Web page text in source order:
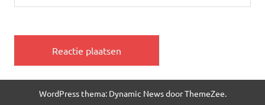
WordPress thema: Dynamic News door ThemeZee.